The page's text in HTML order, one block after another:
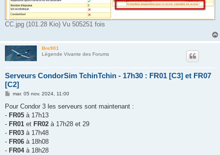
CC.jpg (101.28 Kio) Vu 505251 fois
Bre901
Légende Vivante des Forums
Serveurs CondorSim TchinTchin - 17h30 : FR01 [C3] et FR07
[C2]
M
s
a
g
mar. 05 nov. 2024, 11:00
Pour Condor 3 les serveurs sont maintenant :
- FR05 à 17h13
- FR01 et FR02 à 17h28 et 29
- FR03 à 17h48
- FR06 à 18h08
- FR04 à 18h28